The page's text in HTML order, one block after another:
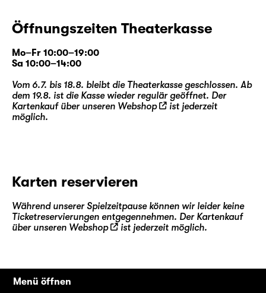
Öffnungszeiten Theaterkasse
Mo–Fr 10:00–19:00
Sa 10:00–14:00
Vom 6.7. bis 18.8. bleibt die Theaterkasse geschlossen. Ab
dem 19.8. ist die Kasse wieder regulär geöffnet. Der
Kartenkauf über unseren Webshop
ist jederzeit
möglich.
Karten reservieren
Während unserer Spielzeitpause können wir leider keine
Ticketreservierungen entgegennehmen. Der Kartenkauf
über unseren Webshop ist jederzeit möglich.
Menü öffnen